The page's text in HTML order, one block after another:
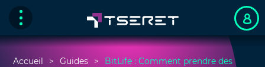
Accueil Guides
BitLife : Comment prendre des